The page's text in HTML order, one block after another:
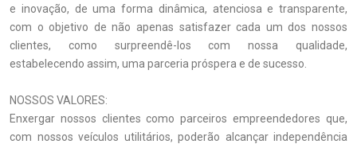
e inovação, de uma forma dinâmica, atenciosa e transparente,
com o objetivo de não apenas satisfazer cada um dos nossos
clientes, como surpreendê-los com nossa qualidade,
estabelecendo assim, uma parceria próspera e de sucesso.
NOSSOS VALORES:
Enxergar nossos clientes como parceiros empreendedores que,
com nossos veículos utilitários, poderão alcançar independência